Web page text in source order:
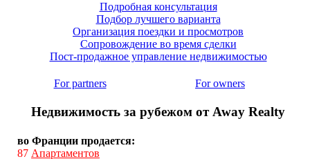
Подробная консультация
Подбор лучшего варианта
Организация поездки и просмотров
Сопровождение во время сделки
Пост-продажное управление недвижимостью
For partners For owners
Недвижимость за рубежом от Away Realty
во Франции продается:
87 Апартаментов